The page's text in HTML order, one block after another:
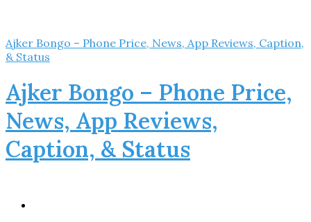
Ajker Bongo – Phone Price, News, App Reviews, Caption,
& Status
Ajker Bongo – Phone Price,
News, App Reviews,
Caption, & Status